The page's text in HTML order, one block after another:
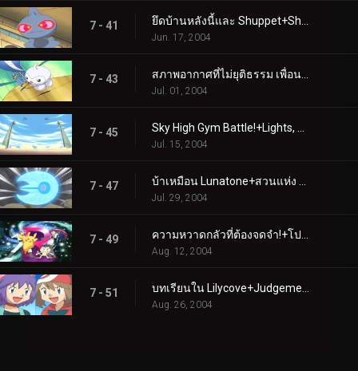
7 - 41
Jun. 17, 2004
7 - 43
Jul. 01, 2004
7 - 45
Jul. 15, 2004
7 - 47
Jul. 29, 2004
7 - 49
Aug. 12, 2004
7 - 51
Aug. 26, 2004